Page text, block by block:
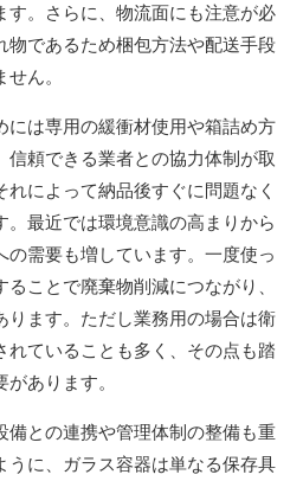
す。さらに、物流面にも注意が必
物であるため梱包方法や配送手段
ん。
には専用の緩衝材使用や箱詰め方
頼できる業者との協力体制が取
によって納品後すぐに問題なく
最近では環境意識の高まりから
需要も増しています。一度使っ
ことで廃棄物削減につながり、
ります。ただし業務用の場合は衛
れていることも多く、その点も踏
あります。
備との連携や管理体制の整備も重
うに、ガラス容器は単なる保存具